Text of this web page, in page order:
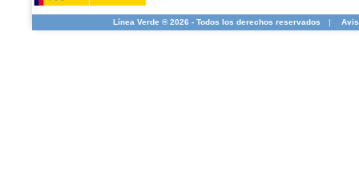
Línea Verde ® 2026 - Todos los derechos reservados |